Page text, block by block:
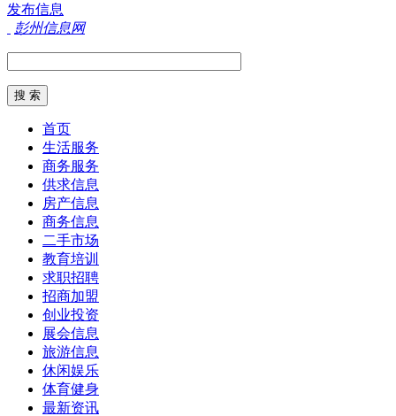
发布信息
彭州信息网
首页
生活服务
商务服务
供求信息
房产信息
商务信息
二手市场
教育培训
求职招聘
招商加盟
创业投资
展会信息
旅游信息
休闲娱乐
体育健身
最新资讯